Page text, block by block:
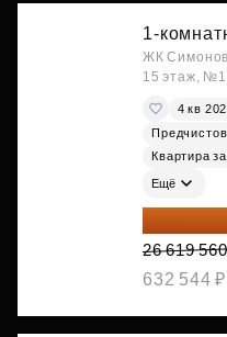
1-
ЖК
15 этаж,
4 кв
Квартира
Ещё
25 554
26 619
632 544 ₽